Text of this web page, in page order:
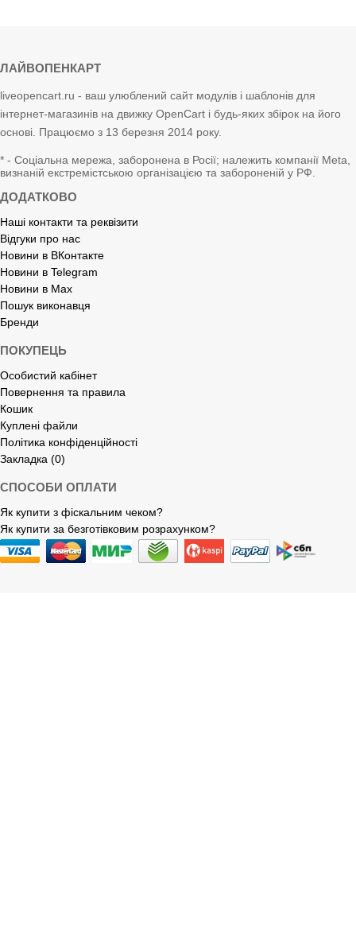
ЛАЙВОПЕНКАРТ
liveopencart.ru - ваш улюблений сайт модулів і шаблонів для
інтернет-магазинів на движку OpenCart і будь-яких збірок на його
основі. Працюємо з 13 березня 2014 року.
* - Соціальна мережа, заборонена в Росії; належить компанії Meta,
визнаній екстремістською організацією та забороненій у РФ.
ДОДАТКОВО
Наші контакти та реквізити
Відгуки про нас
Новини в ВКонтакте
Новини в Telegram
Новини в Max
Пошук виконавця
Бренди
ПОКУПЕЦЬ
Особистий кабінет
Повернення та правила
Кошик
Куплені файли
Політика конфіденційності
Закладка (0)
СПОСОБИ ОПЛАТИ
Як купити з фіскальним чеком?
Як купити за безготівковим розрахунком?